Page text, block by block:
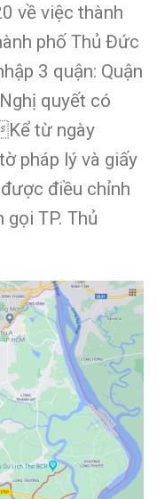
về việc thành
phố Thủ Đức
3 quận: Quận
quyết có
từ ngày
pháp lý và giấy
điều chỉnh
TP. Thủ